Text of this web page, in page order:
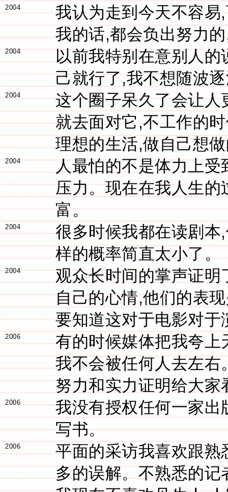
2004
我认为走到今天不容
我的话,都会负出努力
2004
以前我特别在意别人
己就行了,我不想随波
2004
这个圈子呆久了会让
就去面对它,不工作的
理想的生活,做自己想
2004
人最怕的不是体力上
压力。现在在我人生
富。
2004
很多时候我都在读剧
样的概率简直太小了。
2004
观众长时间的掌声证
自己的心情,他们的表
要知道这对于电影对
2006
有的时候媒体把我夸
我不会被任何人去左
努力和实力证明给大家
2006
我没有授权任何一家
写书。
2006
平面的采访我喜欢跟
多的误解。不熟悉的